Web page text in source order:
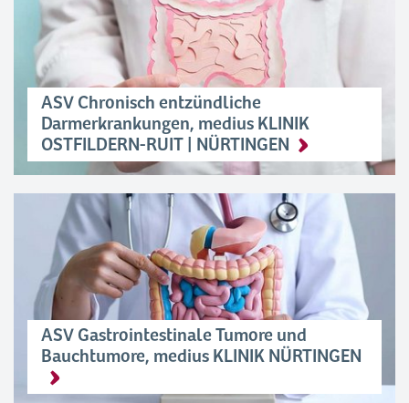
ASV Chronisch entzündliche
Darmerkrankungen, medius KLINIK
OSTFILDERN-RUIT | NÜRTINGEN
ASV Gastrointestinale Tumore und
Bauchtumore, medius KLINIK NÜRTINGEN